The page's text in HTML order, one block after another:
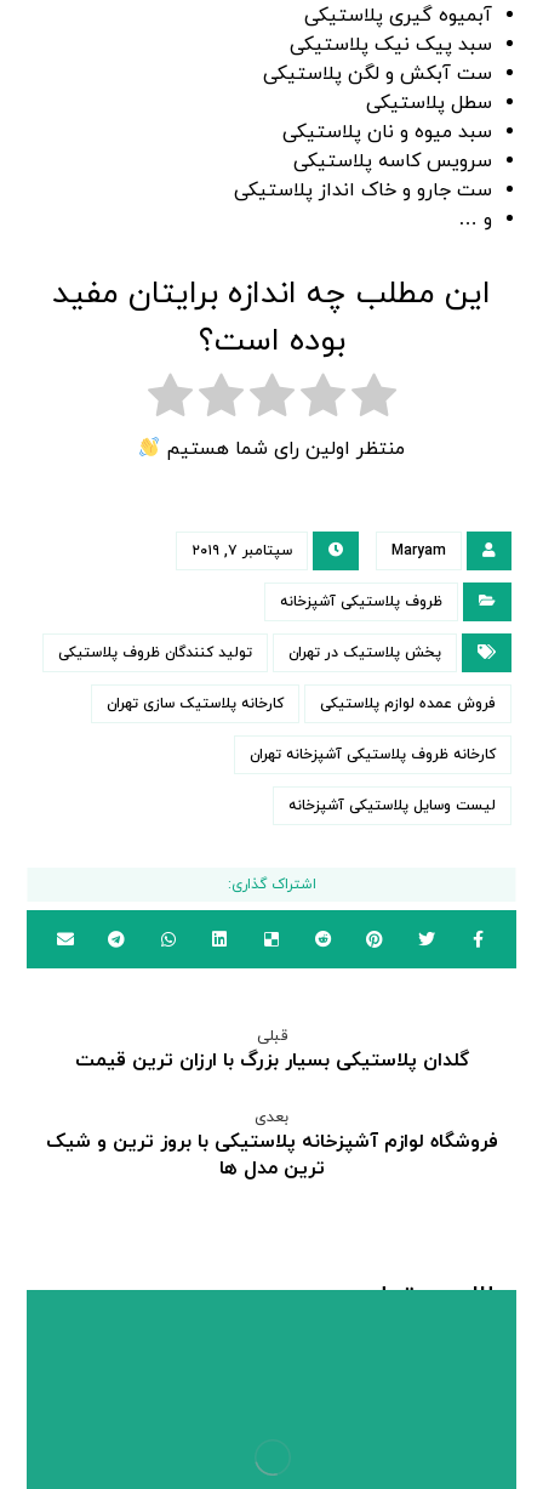
آبمیوه گیری پلاستیکی
سبد پیک نیک پلاستیکی
ست آبکش و لگن پلاستیکی
سطل پلاستیکی
سبد میوه و نان پلاستیکی
سرویس کاسه پلاستیکی
ست جارو و خاک انداز پلاستیکی
و …
این مطلب چه اندازه برایتان مفید
بوده است؟
منتظر اولین رای شما هستیم
Maryam سپتامبر ۷, ۲۰۱۹
ظروف پلاستیکی آشپزخانه
پخش پلاستیک در تهران تولید کنندگان ظروف پلاستیکی
فروش عمده لوازم پلاستیکی کارخانه پلاستیک سازی تهران
کارخانه ظروف پلاستیکی آشپزخانه تهران
لیست وسایل پلاستیکی آشپزخانه
قبلی
گلدان پلاستیکی بسیار بزرگ با ارزان ترین قیمت
بعدی
فروشگاه لوازم آشپزخانه پلاستیکی با بروز ترین و شیک
ترین مدل ها
مطالب مرتبط ...